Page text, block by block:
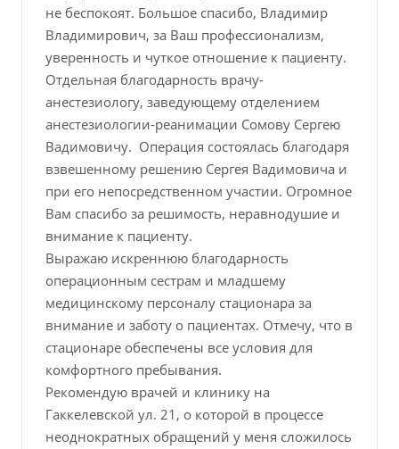
не беспокоят. Большое спасибо, Владимир
Владимирович, за Ваш профессионализм,
уверенность и чуткое отношение к пациенту.
Отдельная благодарность врачу-
анестезиологу, заведующему отделением
анестезиологии-реанимации Сомову Сергею
Вадимовичу. Операция состоялась благодаря
взвешенному решению Сергея Вадимовича и
при его непосредственном участии. Огромное
Вам спасибо за решимость, неравнодушие и
внимание к пациенту.
Выражаю искреннюю благодарность
операционным сестрам и младшему
медицинскому персоналу стационара за
внимание и заботу о пациентах. Отмечу, что в
стационаре обеспечены все условия для
комфортного пребывания.
Рекомендую врачей и клинику на
Гаккелевской ул. 21, о которой в процессе
неоднократных обращений у меня сложилось